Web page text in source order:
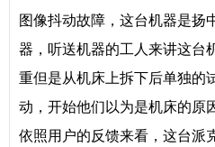
图像抖动故障，这台机器是扬
器，听送机器的工人来讲这台
重但是从机床上拆下后单独的
动，开始他们以为是机床的原
依照用户的反馈来看，这台派